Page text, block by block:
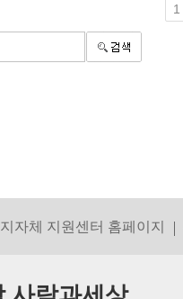
1
지자체 지원센터 홈페이지